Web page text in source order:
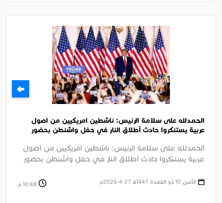
الحمدلله على سلامة الرئيس: ناشطين امريكيين من اصول
عربية يستنكروا حادث أطلاق النار في حفل واشنطن بحضور
الحمدلله على سلامة الرئيس: ناشطين امريكيين من اصول
عربية يستنكروا حادث أطلاق النار في حفل واشنطن بحضور
الأثنين 10 ذو القعدة 1447ﻫ 27-4-2026م 10:48 م